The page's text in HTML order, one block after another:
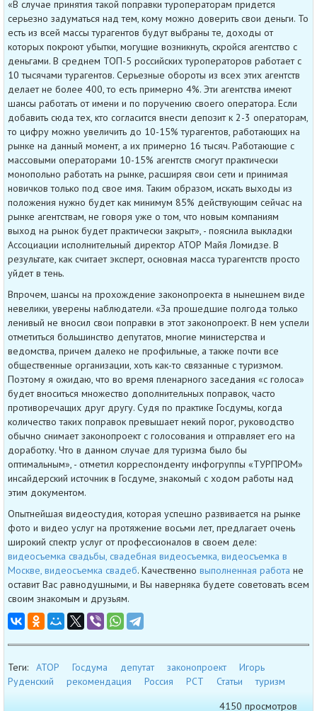
«В случае принятия такой поправки туроператорам придется
серьезно задуматься над тем, кому можно доверить свои деньги. То
есть из всей массы турагентов будут выбраны те, доходы от
которых покроют убытки, могущие возникнуть, скройся агентство с
деньгами. В среднем ТОП-5 российских туроператоров работает с
10 тысячами турагентов. Серьезные обороты из всех этих агентств
делает не более 400, то есть примерно 4%. Эти агентства имеют
шансы работать от имени и по поручению своего оператора. Если
добавить сюда тех, кто согласится внести депозит к 2-3 операторам,
то цифру можно увеличить до 10-15% турагентов, работающих на
рынке на данный момент, а их примерно 16 тысяч. Работающие с
массовыми операторами 10-15% агентств смогут практически
монопольно работать на рынке, расширяя свои сети и принимая
новичков только под свое имя. Таким образом, искать выходы из
положения нужно будет как минимум 85% действующим сейчас на
рынке агентствам, не говоря уже о том, что новым компаниям
выход на рынок будет практически закрыт», - пояснила выкладки
Ассоциации исполнительный директор АТОР Майя Ломидзе. В
результате, как считает эксперт, основная масса турагентств просто
уйдет в тень.
Впрочем, шансы на прохождение законопроекта в нынешнем виде
невелики, уверены наблюдатели. «За прошедшие полгода только
ленивый не вносил свои поправки в этот законопроект. В нем успели
отметиться большинство депутатов, многие министерства и
ведомства, причем далеко не профильные, а также почти все
общественные организации, хоть как-то связанные с туризмом.
Поэтому я ожидаю, что во время пленарного заседания «с голоса»
будет вноситься множество дополнительных поправок, часто
противоречащих друг другу. Судя по практике Госдумы, когда
количество таких поправок превышает некий порог, руководство
обычно снимает законопроект с голосования и отправляет его на
доработку. Что в данном случае для туризма было бы
оптимальным», - отметил корреспонденту инфогруппы «ТУРПРОМ»
инсайдерский источник в Госдуме, знакомый с ходом работы над
этим документом.
Опытнейшая видеостудия, которая успешно развивается на рынке
фото и видео услуг на протяжение восьми лет, предлагает очень
широкий спектр услуг от профессионалов в своем деле:
видеосъемка свадьбы, свадебная видеосъемка, видеосъемка в
Москве, видеосъемка свадеб. Качественно выполненная работа не
оставит Вас равнодушными, и Вы наверняка будете советовать всем
своим знакомым и друзьям.
Теги: АТОР Госдума депутат законопроект
Игорь
Руденский
рекомендация Россия РСТ Статьи
туризм
4150 просмотров